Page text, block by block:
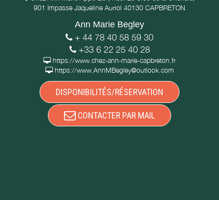
901 Impasse Jaqueline Auriol 40130 CAPBRETON
Ann Marie Begley
+ 44 78 40 58 59 30
+33 6 22 25 40 28
https://www.chez-ann-marie-capbreton.fr
https://www.AnnMBegley@outlook.com
DISPONIBILITÉS/RÉSERVATION
CONTACTER PAR MAIL